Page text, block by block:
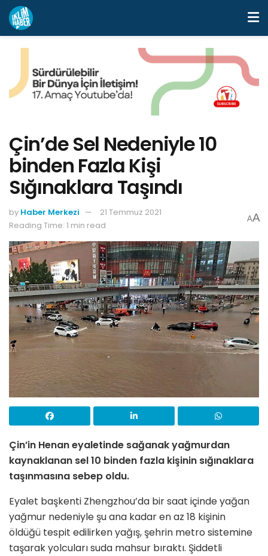
Çin’de Sel Nedeniyle 10
binden Fazla Kişi
Sığınaklara Taşındı
by Haber Merkezi
21 Temmuz 2021
Reading Time: 1 min read
AA
Çin’in Henan eyaletinde sağanak yağmurdan
kaynaklanan sel 10 binden fazla kişinin sığınaklara
taşınmasına sebep oldu.
Eyalet başkenti Zhengzhou’da bir saat içinde yağan
yağmur nedeniyle şu ana kadar en az 18 kişinin
öldüğü tespit edilirken yağış, şehrin metro sistemine
taşarak yolcuları suda mahsur bıraktı. Şiddetli